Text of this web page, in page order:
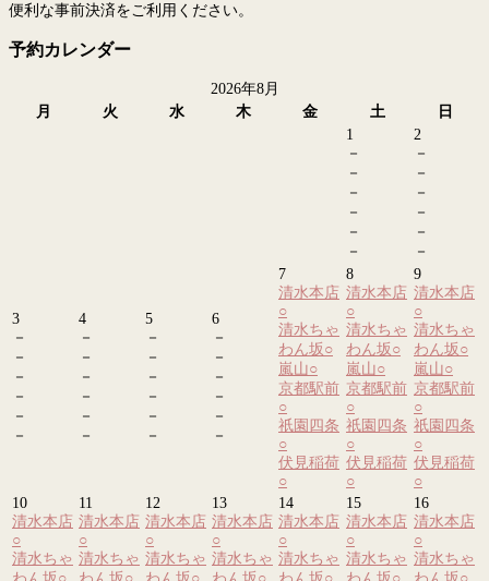
便利な事前決済をご利用ください。
予約カレンダー
2026年8月
月
火 水 木 金 土
日
1
－
－
－
－
－
－
2
－
－
－
－
－
－
3
－
－
－
－
－
－
4
－
－
－
－
－
－
5
－
－
－
－
－
－
6
－
－
－
－
－
－
7
清水本店
○
清水ちゃ
わん坂○
嵐山○
京都駅前
○
祇園四条
○
伏見稲荷
○
8
清水本店
○
清水ちゃ
わん坂○
嵐山○
京都駅前
○
祇園四条
○
伏見稲荷
○
9
清水本店
○
清水ちゃ
わん坂○
嵐山○
京都駅前
○
祇園四条
○
伏見稲荷
○
10
清水本店
○
清水ちゃ
11
清水本店
○
清水ちゃ
12
清水本店
○
清水ちゃ
13
清水本店
○
清水ちゃ
14
清水本店
○
清水ちゃ
15
清水本店
○
清水ちゃ
16
清水本店
○
清水ちゃ